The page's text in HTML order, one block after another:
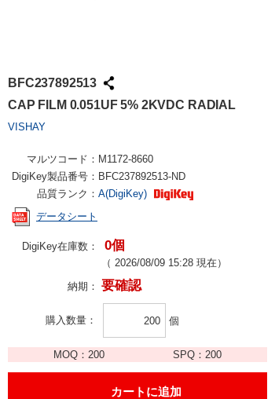
BFC237892513
CAP FILM 0.051UF 5% 2KVDC RADIAL
VISHAY
マルツコード： M1172-8660
DigiKey製品番号： BFC237892513-ND
品質ランク： A(DigiKey)
データシート
DigiKey在庫数： 0個
（ 2026/08/09 15:28 現在）
納期： 要確認
購入数量 個
MOQ：200 SPQ： 200